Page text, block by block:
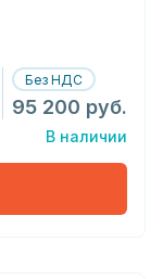
Без НДС
95 200 руб.
В наличии